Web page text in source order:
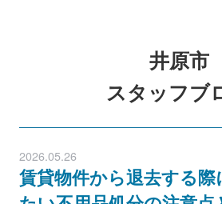
井原市
スタッフブ
2026.05.26
賃貸物件から退去する際